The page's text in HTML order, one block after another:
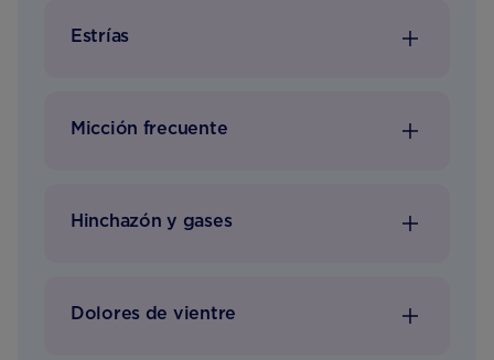
Estrías
Micción frecuente
Hinchazón y gases
Dolores de vientre